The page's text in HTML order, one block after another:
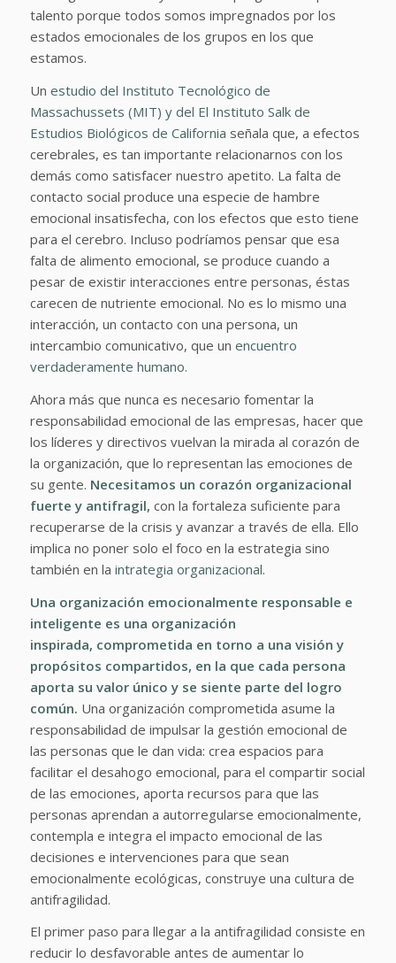
talento porque todos somos impregnados por los
estados emocionales de los grupos en los que
estamos.
Un estudio del Instituto Tecnológico de
Massachussets (MIT) y del El Instituto Salk de
Estudios Biológicos de California señala que, a efectos
cerebrales, es tan importante relacionarnos con los
demás como satisfacer nuestro apetito. La falta de
contacto social produce una especie de hambre
emocional insatisfecha, con los efectos que esto tiene
para el cerebro. Incluso podríamos pensar que esa
falta de alimento emocional, se produce cuando a
pesar de existir interacciones entre personas, éstas
carecen de nutriente emocional. No es lo mismo una
interacción, un contacto con una persona, un
intercambio comunicativo, que un encuentro
verdaderamente humano.
Ahora más que nunca es necesario fomentar la
responsabilidad emocional de las empresas, hacer que
los líderes y directivos vuelvan la mirada al corazón de
la organización, que lo representan las emociones de
su gente. Necesitamos un corazón organizacional
fuerte y antifragil, con la fortaleza suficiente para
recuperarse de la crisis y avanzar a través de ella. Ello
implica no poner solo el foco en la estrategia sino
también en la intrategia organizacional.
Una organización emocionalmente responsable e
inteligente es una organización
inspirada, comprometida en torno a una visión y
propósitos compartidos, en la que cada persona
aporta su valor único y se siente parte del logro
común. Una organización comprometida asume la
responsabilidad de impulsar la gestión emocional de
las personas que le dan vida: crea espacios para
facilitar el desahogo emocional, para el compartir social
de las emociones, aporta recursos para que las
personas aprendan a autorregularse emocionalmente,
contempla e integra el impacto emocional de las
decisiones e intervenciones para que sean
emocionalmente ecológicas, construye una cultura de
antifragilidad.
El primer paso para llegar a la antifragilidad consiste en
reducir lo desfavorable antes de aumentar lo